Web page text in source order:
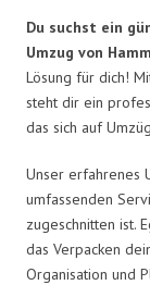
Du suchst ein
Umzug von
Lösung für dich!
steht dir ein
das sich auf
Unser erfahrenes
umfassenden
zugeschnitten ist.
das Verpacken
Organisation und